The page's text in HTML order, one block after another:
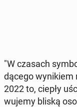
"W czasach
dą­ce­go wy­ni­kiem
2022 to, ciepły
wu­je­my bliską